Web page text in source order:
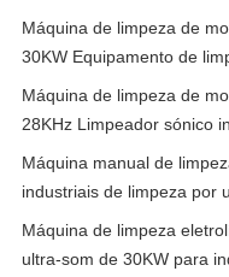
Máquina de limpeza de
30KW Equipamento de
Máquina de limpeza de
28KHz Limpeador sónico
Máquina manual de
industriais de limpeza por
Máquina de limpeza
ultra-som de 30KW para